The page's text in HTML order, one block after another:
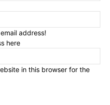
address!
here
in this browser for the